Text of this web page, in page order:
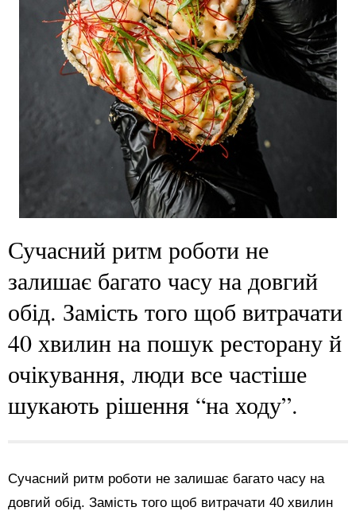
Сучасний ритм роботи не
залишає багато часу на довгий
обід. Замість того щоб витрачати
40 хвилин на пошук ресторану й
очікування, люди все частіше
шукають рішення “на ходу”.
Сучасний ритм роботи не залишає багато часу на
довгий обід. Замість того щоб витрачати 40 хвилин